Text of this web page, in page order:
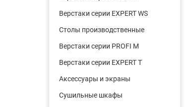
Верстаки серии EXPERT WS
Столы производственные
Верстаки серии PROFI M
Верстаки серии EXPERT T
Аксессуары и экраны
Cушильные шкафы